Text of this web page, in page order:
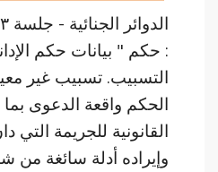
: حكم " بيانات حكم
التسبيب. تسبيب غير
الحكم واقعة الدعوى بما
القانونية للجريمة التي
وإيراده أدلة سائغة من